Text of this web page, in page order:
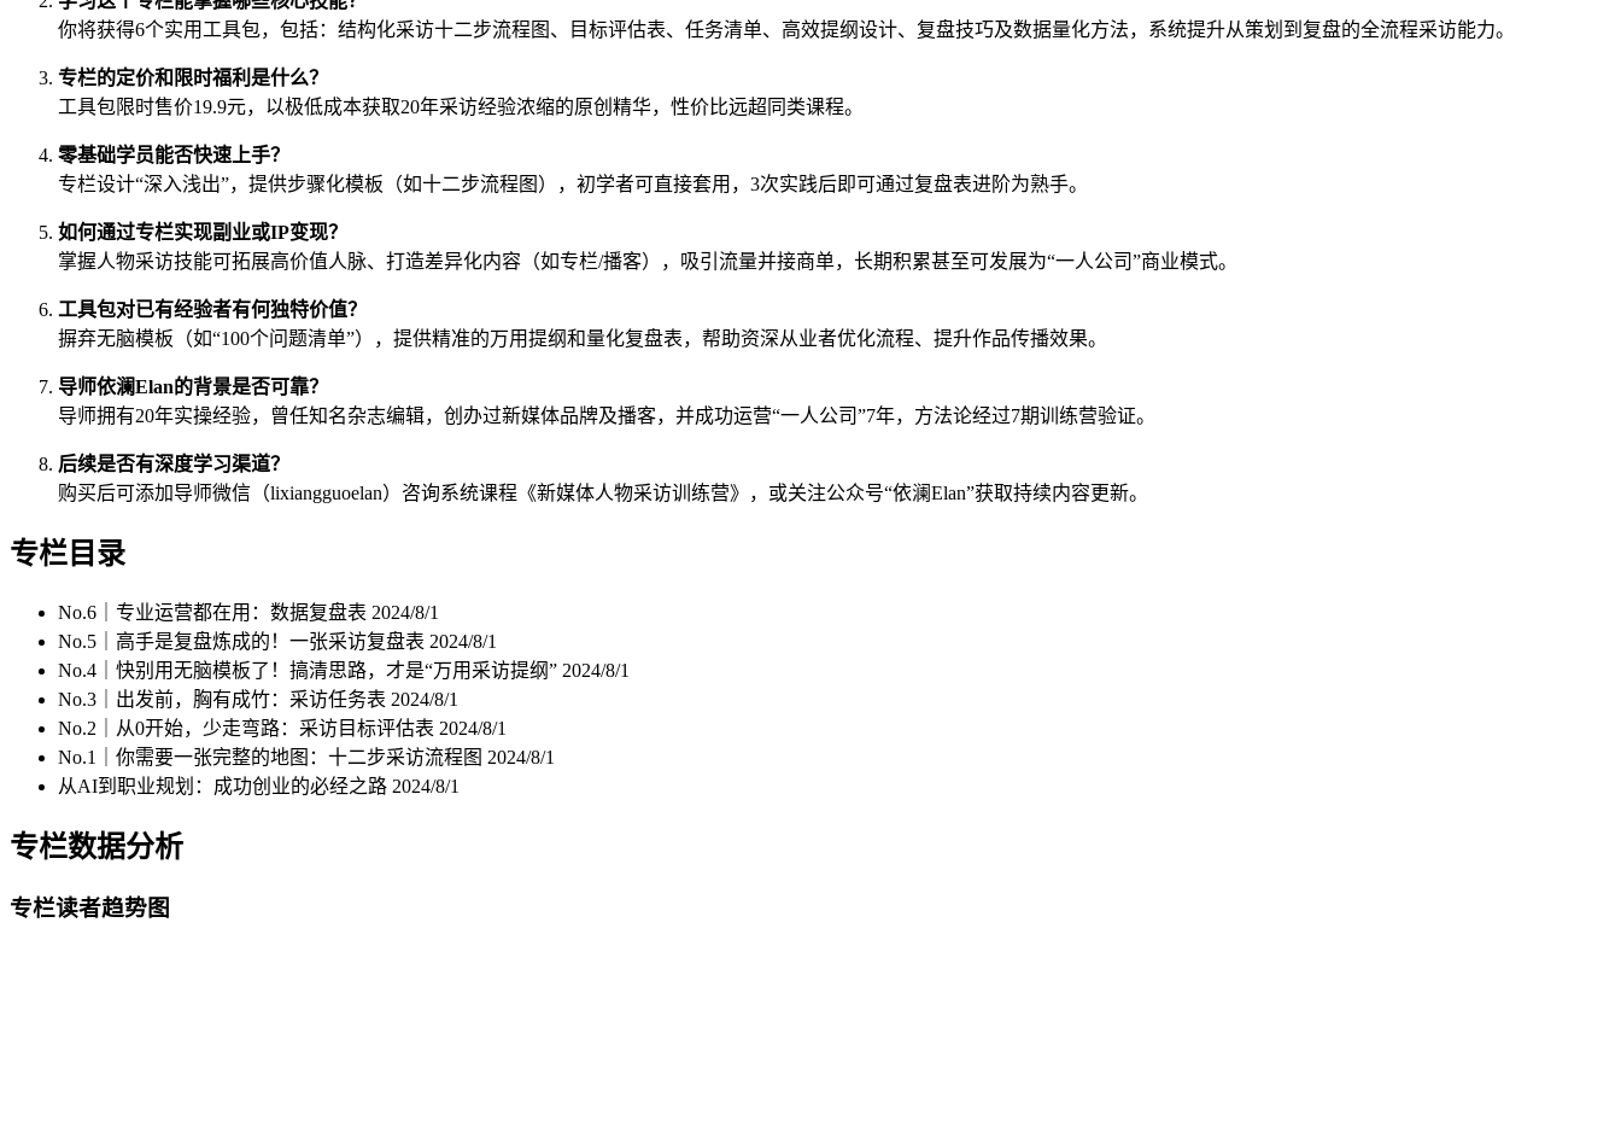
你将获得6个实用工具包，包括：结构化采访十二步流程图、目标评估表、任务清单、高效提纲设计、复盘技巧及数据量化方法，系统提升从策划到复盘的全流程采访能力。
专栏的定价和限时福利是什么？
工具包限时售价19.9元，以极低成本获取20年采访经验浓缩的原创精华，性价比远超同类课程。
零基础学员能否快速上手？
专栏设计“深入浅出”，提供步骤化模板（如十二步流程图），初学者可直接套用，3次实践后即可通过复盘表进阶为熟手。
如何通过专栏实现副业或IP变现？
掌握人物采访技能可拓展高价值人脉、打造差异化内容（如专栏/播客），吸引流量并接商单，长期积累甚至可发展为“一人公司”商业模式。
工具包对已有经验者有何独特价值？
摒弃无脑模板（如“100个问题清单”），提供精准的万用提纲和量化复盘表，帮助资深从业者优化流程、提升作品传播效果。
导师依澜Elan的背景是否可靠？
导师拥有20年实操经验，曾任知名杂志编辑，创办过新媒体品牌及播客，并成功运营“一人公司”7年，方法论经过7期训练营验证。
后续是否有深度学习渠道？
购买后可添加导师微信（lixiangguoelan）咨询系统课程《新媒体人物采访训练营》，或关注公众号“依澜Elan”获取持续内容更新。
专栏目录
No.6｜专业运营都在用：数据复盘表 2024/8/1
No.5｜高手是复盘炼成的！一张采访复盘表 2024/8/1
No.4｜快别用无脑模板了！搞清思路，才是“万用采访提纲” 2024/8/1
No.3｜出发前，胸有成竹：采访任务表 2024/8/1
No.2｜从0开始，少走弯路：采访目标评估表 2024/8/1
No.1｜你需要一张完整的地图：十二步采访流程图 2024/8/1
从AI到职业规划：成功创业的必经之路 2024/8/1
专栏数据分析
专栏读者趋势图